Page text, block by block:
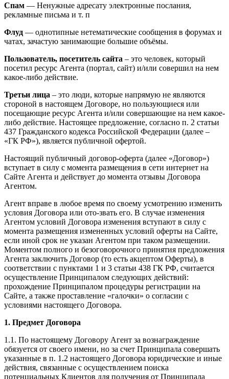
Спам — Ненужные адресату электронные послания,
рекламные письма и т. п
Флуд — однотипные нетематические сообщения в форумах и
чатах, зачастую занимающие большие объёмы.
Пользователь, посетитель сайта – это человек, который
посетил ресурс Агента (портал, сайт) и/или совершил на нем
какое-либо действие.
Третьи лица – это люди, которые напрямую не являются
стороной в настоящем Договоре, но пользующиеся или
посещающие ресурс Агента и/или совершающие на нем какое-
либо действие. Настоящее предложение, согласно п. 2 статьи
437 Гражданского кодекса Российской Федерации (далее –
«ГК РФ»), является публичной офертой.
Настоящий публичный договор-оферта (далее «Договор»)
вступает в силу с момента размещения в сети интернет на
Сайте Агента и действует до момента отзывы Договора
Агентом.
Агент вправе в любое время по своему усмотрению изменить
условия Договора или ото-звать его. В случае изменения
Агентом условий Договора изменения вступают в силу с
момента размещения измененных условий оферты на Сайте,
если иной срок не указан Агентом при таком размещении.
Моментом полного и безоговорочного принятия предложения
Агента заключить Договор (то есть акцептом Оферты), в
соответствии с пунктами 1 и 3 статьи 438 ГК РФ, считается
осуществление Принципалом следующих действий:
прохождение Принципалом процедуры регистрации на
Сайте, а также проставление «галочки» о согласии с
условиями настоящего Договора.
1. Предмет Договора
1.1. По настоящему Договору Агент за вознаграждение
обязуется от своего имени, но за счет Принципала совершать
указанные в п. 1.2 настоящего Договора юридические и иные
действия, связанные с осуществлением поиска
потенциальных Клиентов для получения от Принципала